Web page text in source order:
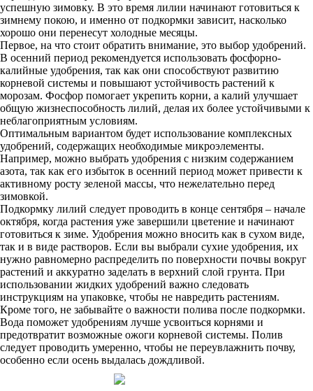
успешную зимовку. В это время лилии начинают готовиться к
зимнему покою, и именно от подкормки зависит, насколько
хорошо они перенесут холодные месяцы.
Первое, на что стоит обратить внимание, это выбор удобрений.
В осенний период рекомендуется использовать фосфорно-
калийные удобрения, так как они способствуют развитию
корневой системы и повышают устойчивость растений к
морозам. Фосфор помогает укрепить корни, а калий улучшает
общую жизнеспособность лилий, делая их более устойчивыми к
неблагоприятным условиям.
Оптимальным вариантом будет использование комплексных
удобрений, содержащих необходимые микроэлементы.
Например, можно выбрать удобрения с низким содержанием
азота, так как его избыток в осенний период может привести к
активному росту зеленой массы, что нежелательно перед
зимовкой.
Подкормку лилий следует проводить в конце сентября – начале
октября, когда растения уже завершили цветение и начинают
готовиться к зиме. Удобрения можно вносить как в сухом виде,
так и в виде растворов. Если вы выбрали сухие удобрения, их
нужно равномерно распределить по поверхности почвы вокруг
растений и аккуратно заделать в верхний слой грунта. При
использовании жидких удобрений важно следовать
инструкциям на упаковке, чтобы не навредить растениям.
Кроме того, не забывайте о важности полива после подкормки.
Вода поможет удобрениям лучше усвоиться корнями и
предотвратит возможные ожоги корневой системы. Полив
следует проводить умеренно, чтобы не переувлажнить почву,
особенно если осень выдалась дождливой.